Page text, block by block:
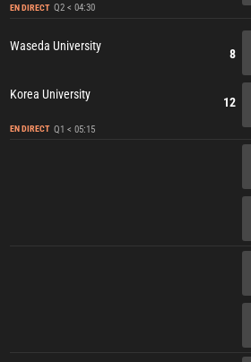
EN DIRECT Q2 < 04:30
Waseda University
Korea University
EN DIRECT Q1 < 05:15
8
12